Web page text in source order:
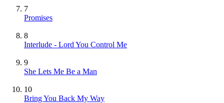
7
Promises
8
Interlude - Lord You Control Me
9
She Lets Me Be a Man
10
Bring You Back My Way